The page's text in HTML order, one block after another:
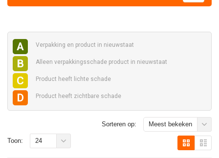
A Verpakking en product in nieuwstaat
B Alleen verpakkingsschade product in nieuwstaat
C Product heeft lichte schade
D Product heeft zichtbare schade
Sorteren op: Meest bekeken
Toon: 24